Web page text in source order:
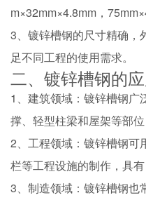
m×32mm×4.8mm，
3、镀锌槽钢的尺寸精确，
足不同工程的使用需求。
二、镀锌槽钢的
1、建筑领域：镀锌槽钢广
撑、轻型柱梁和屋架等部
2、工程领域：镀锌槽钢可
栏等工程设施的制作，具有
3、制造领域：镀锌槽钢也